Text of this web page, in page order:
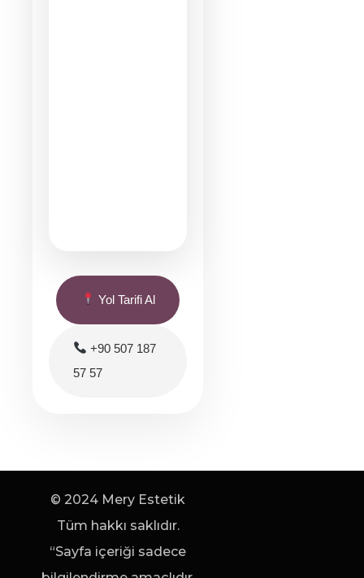
Yol Tarifi Al
+90 507 187
57 57
© 2024 Mery Estetik
Tüm hakkı saklıdır.
“Sayfa içeriği sadece